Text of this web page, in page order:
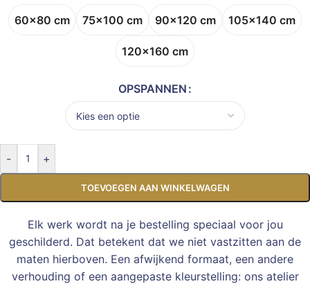
60x80 cm 75x100 cm 90x120 cm 105x140 cm
120x160 cm
OPSPANNEN
- +
TOEVOEGEN AAN WINKELWAGEN
Elk werk wordt na je bestelling speciaal voor jou
geschilderd. Dat betekent dat we niet vastzitten aan de
maten hierboven. Een afwijkend formaat, een andere
verhouding of een aangepaste kleurstelling: ons atelier